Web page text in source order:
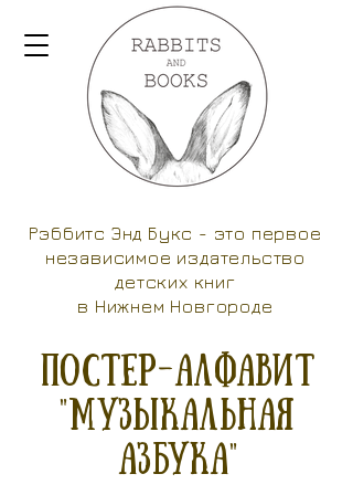
Рэббитс Энд Букс - это первое
независимое издательство
детских книг
в Нижнем Новгороде
Постер-алфавит
"музыкальная
азбука"